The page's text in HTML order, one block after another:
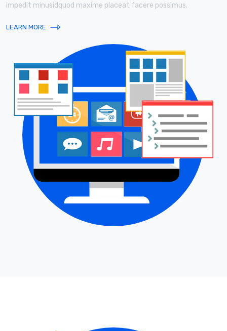
impedit minusidquod maxime placeat facere possimus.
LEARN MORE ⇾